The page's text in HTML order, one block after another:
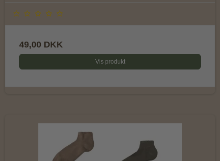
49,00 DKK
Vis produkt